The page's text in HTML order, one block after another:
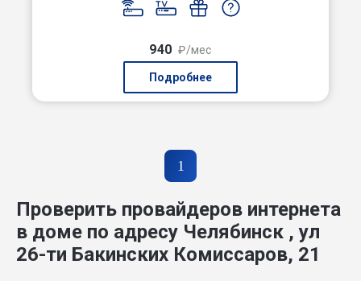
940 ₽/мес
Подробнее
1
Проверить провайдеров интернета
в доме по адресу Челябинск , ул
26-ти Бакинских Комиссаров, 21